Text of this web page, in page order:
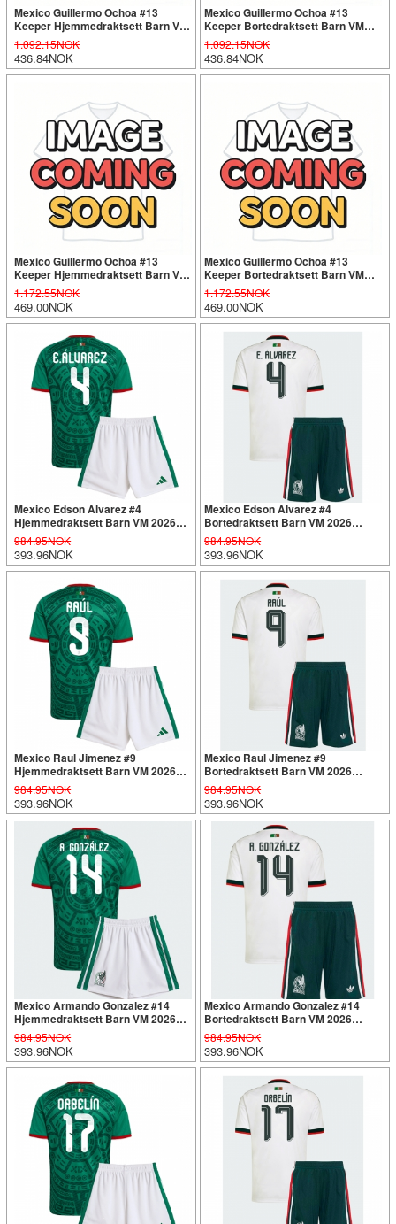
Mexico Guillermo Ochoa #13
Keeper Hjemmedraktsett Barn VM
2026 Kortermet (+ Korte bukser)
1.092.15NOK
436.84NOK
Mexico Guillermo Ochoa #13
Keeper Bortedraktsett Barn VM
2026 Kortermet (+ Korte bukser)
1.092.15NOK
436.84NOK
Mexico Guillermo Ochoa #13
Keeper Hjemmedraktsett Barn VM
2026 Langermet (+ Korte bukser)
1.172.55NOK
469.00NOK
Mexico Guillermo Ochoa #13
Keeper Bortedraktsett Barn VM
2026 Langermet (+ Korte bukser)
1.172.55NOK
469.00NOK
Mexico Edson Alvarez #4
Hjemmedraktsett Barn VM 2026
Kortermet (+ Korte bukser)
984.95NOK
393.96NOK
Mexico Edson Alvarez #4
Bortedraktsett Barn VM 2026
Kortermet (+ Korte bukser)
984.95NOK
393.96NOK
Mexico Raul Jimenez #9
Hjemmedraktsett Barn VM 2026
Kortermet (+ Korte bukser)
984.95NOK
393.96NOK
Mexico Raul Jimenez #9
Bortedraktsett Barn VM 2026
Kortermet (+ Korte bukser)
984.95NOK
393.96NOK
Mexico Armando Gonzalez #14
Hjemmedraktsett Barn VM 2026
Kortermet (+ Korte bukser)
984.95NOK
393.96NOK
Mexico Armando Gonzalez #14
Bortedraktsett Barn VM 2026
Kortermet (+ Korte bukser)
984.95NOK
393.96NOK